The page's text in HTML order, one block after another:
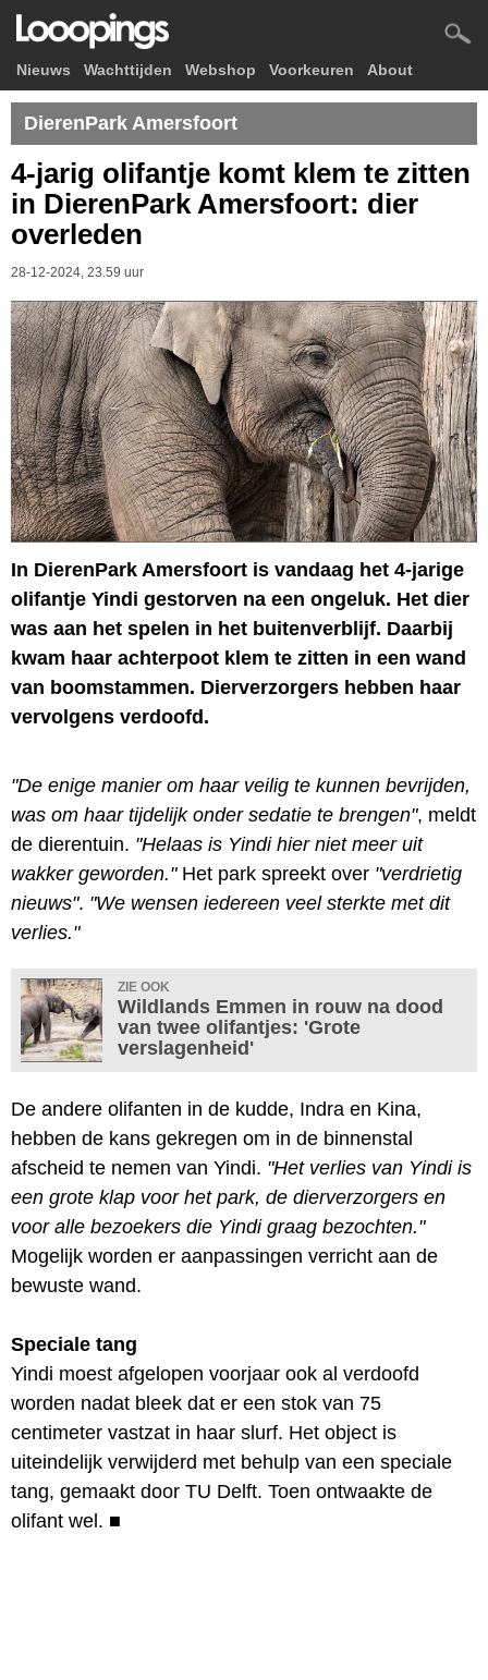
Nieuws Wachttijden Webshop Voorkeuren About
DierenPark Amersfoort
4-jarig olifantje komt klem te zitten
in DierenPark Amersfoort: dier
overleden
28-12-2024, 23.59 uur
In DierenPark Amersfoort is vandaag het 4-jarige
olifantje Yindi gestorven na een ongeluk. Het dier
was aan het spelen in het buitenverblijf. Daarbij
kwam haar achterpoot klem te zitten in een wand
van boomstammen. Dierverzorgers hebben haar
vervolgens verdoofd.
"De enige manier om haar veilig te kunnen bevrijden,
was om haar tijdelijk onder sedatie te brengen", meldt
de dierentuin. "Helaas is Yindi hier niet meer uit
wakker geworden."Het park spreekt over "verdrietig
nieuws". "We wensen iedereen veel sterkte met dit
verlies."
ZIE OOK
Wildlands Emmen in rouw na dood
van twee olifantjes: 'Grote
verslagenheid'
De andere olifanten in de kudde, Indra en Kina,
hebben de kans gekregen om in de binnenstal
afscheid te nemen van Yindi. "Het verlies van Yindi is
een grote klap voor het park, de dierverzorgers en
voor alle bezoekers die Yindi graag bezochten."
Mogelijk worden er aanpassingen verricht aan de
bewuste wand.
Speciale tang
Yindi moest afgelopen voorjaar ook al verdoofd
worden nadat bleek dat er een stok van 75
centimeter vastzat in haar slurf. Het object is
uiteindelijk verwijderd met behulp van een speciale
tang, gemaakt door TU Delft. Toen ontwaakte de
olifant wel. ■